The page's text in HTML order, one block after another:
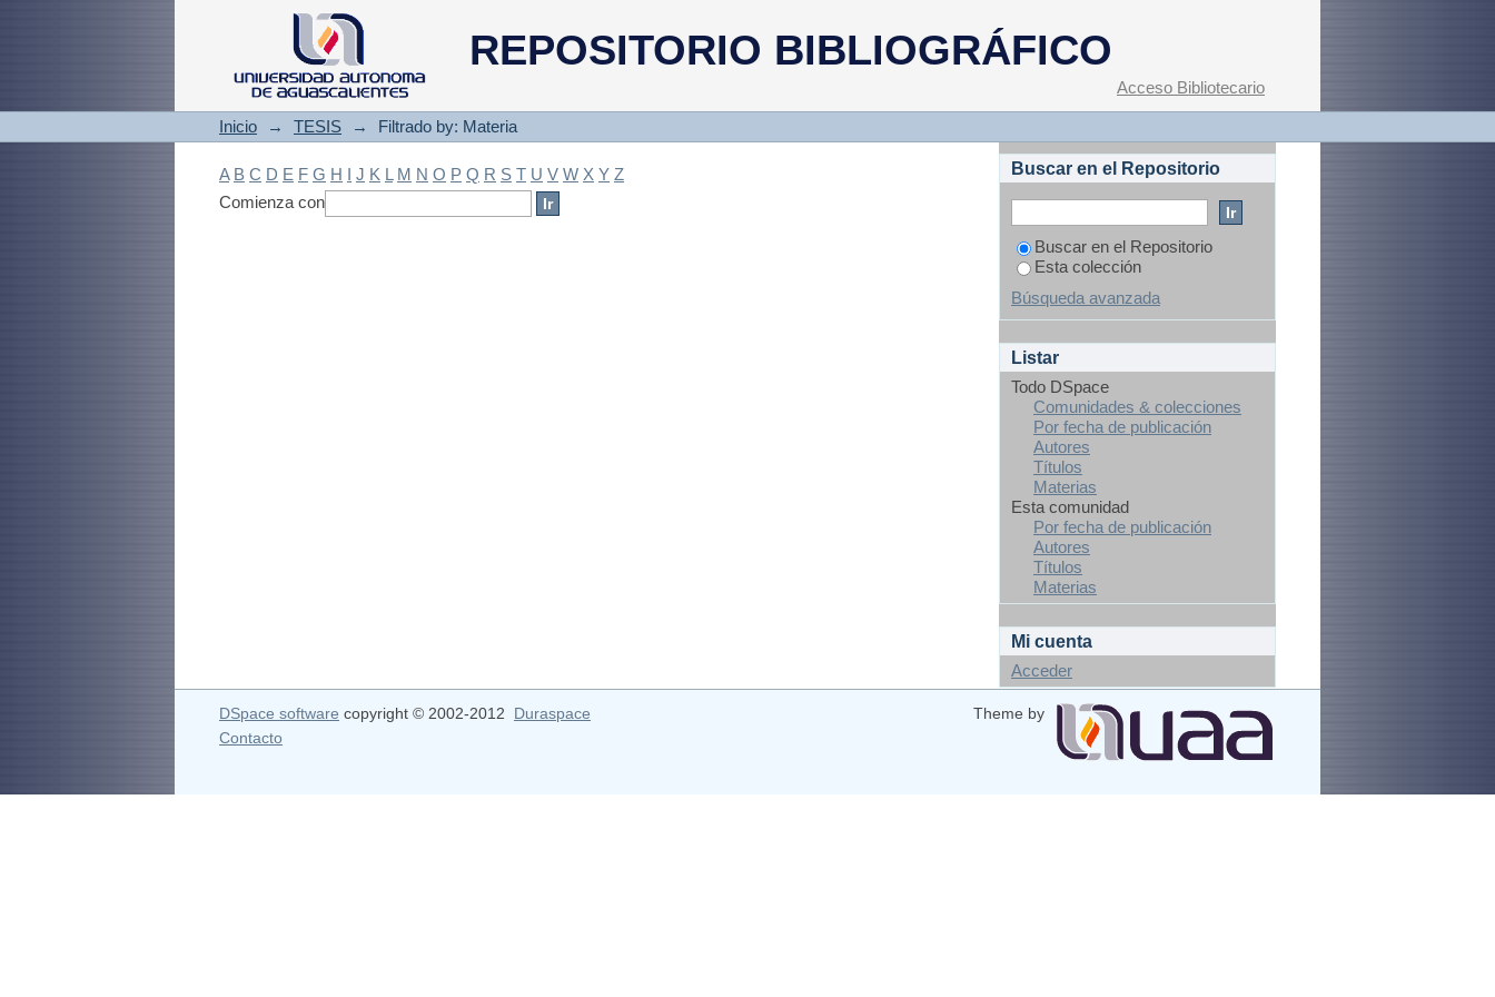
REPOSITORIO BIBLIOGRÁFICO
Filtrado by: Materia
Acceso Bibliotecario
Inicio → TESIS → Filtrado by: Materia
A B C D E F G H I J K L M N O P Q R S T U V W X Y Z
Comienza con
Buscar en el Repositorio
Buscar en el Repositorio
Esta colección
Búsqueda avanzada
Listar
Todo DSpace
Comunidades & colecciones
Por fecha de publicación
Autores
Títulos
Materias
Esta comunidad
Por fecha de publicación
Autores
Títulos
Materias
Mi cuenta
Acceder
DSpace software copyright © 2002-2012 Duraspace
Theme by
Contacto